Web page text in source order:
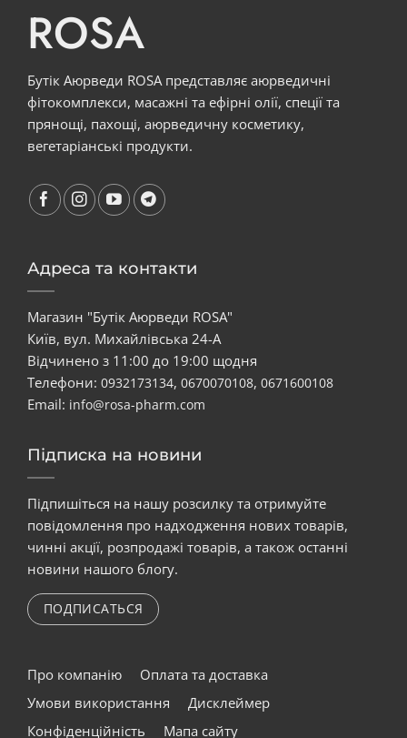
ROSA
Бутік Аюрведи ROSA представляє аюрведичні
фітокомплекси, масажні та ефірні олії, спеції та
прянощі, пахощі, аюрведичну косметику,
вегетаріанські продукти.
Адреса та контакти
Магазин "Бутік Аюрведи ROSA"
Київ, вул. Михайлівська 24-А
Відчинено з 11:00 до 19:00 щодня
Телефони: 0932173134, 0670070108, 0671600108
Email: info@rosa-pharm.com
Підписка на новини
Підпишіться на нашу розсилку та отримуйте
повідомлення про надходження нових товарів,
чинні акції, розпродажі товарів, а також останні
новини нашого блогу.
ПОДПИСАТЬСЯ
Про компанію
Оплата та доставка
Умови використання
Дисклеймер
Конфіденційність
Мапа сайту